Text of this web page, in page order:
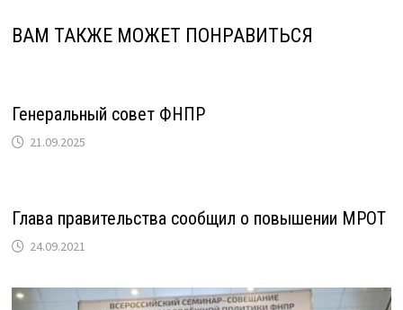
ВАМ ТАКЖЕ МОЖЕТ ПОНРАВИТЬСЯ
Генеральный совет ФНПР
21.09.2025
Глава правительства сообщил о повышении МРОТ
24.09.2021